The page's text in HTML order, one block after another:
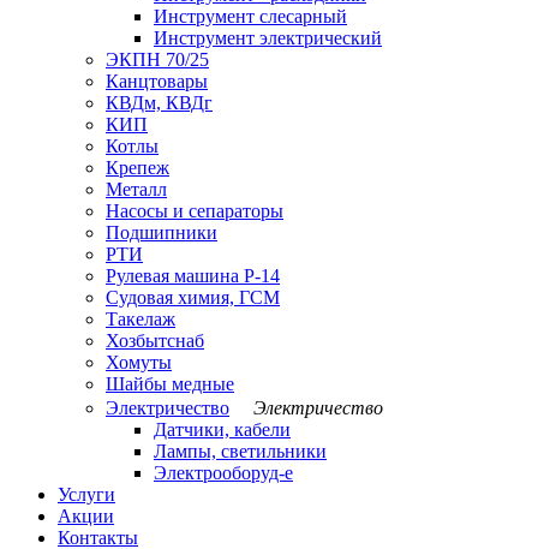
Инструмент слесарный
Инструмент электрический
ЭКПН 70/25
Канцтовары
КВДм, КВДг
КИП
Котлы
Крепеж
Металл
Насосы и сепараторы
Подшипники
РТИ
Рулевая машина Р-14
Судовая химия, ГСМ
Такелаж
Хозбытснаб
Хомуты
Шайбы медные
Электричество
Электричество
Датчики, кабели
Лампы, светильники
Электрооборуд-е
Услуги
Акции
Контакты